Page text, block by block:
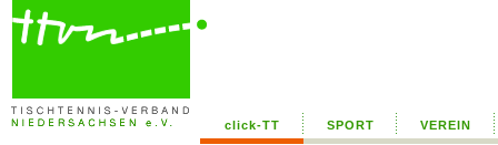
click-TT SPORT VEREIN